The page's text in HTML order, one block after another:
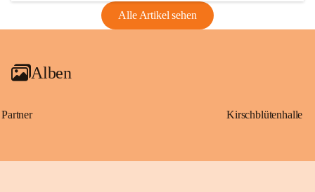
Alle Artikel sehen
Alben
Partner Kirschblütenhalle